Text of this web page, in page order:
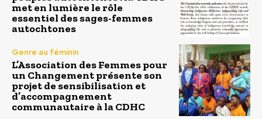
met en lumière le rôle
essentiel des sages-femmes
autochtones
Genre au féminin
L’Association des Femmes pour
un Changement présente son
projet de sensibilisation et
d’accompagnement
communautaire à la CDHC